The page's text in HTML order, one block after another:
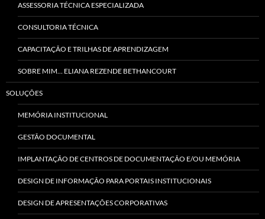
ASSESSORIA TÉCNICA ESPECIALIZADA
CONSULTORIA TÉCNICA
CAPACITAÇÃO E TRILHAS DE APRENDIZAGEM
SOBRE MIM… ELIANA REZENDE BETHANCOURT
SOLUÇÕES
MEMÓRIA INSTITUCIONAL
GESTÃO DOCUMENTAL
IMPLANTAÇÃO DE CENTROS DE DOCUMENTAÇÃO E/OU MEMÓRIA
DESIGN DE INFORMAÇÃO PARA PORTAIS INSTITUCIONAIS
DESIGN DE APRESENTAÇÕES CORPORATIVAS